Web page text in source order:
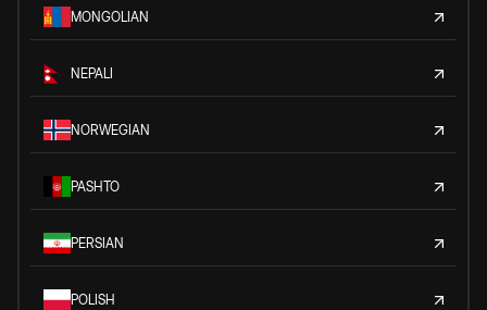
MONGOLIAN
NEPALI
NORWEGIAN
PASHTO
PERSIAN
POLISH